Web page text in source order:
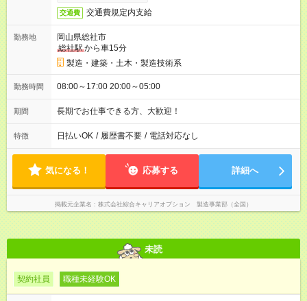
交通費 交通費規定内支給
勤務地
岡山県総社市
総社駅から車15分
製造・建築・土木・製造技術系
勤務時間 08:00～17:00 20:00～05:00
期間 長期でお仕事できる方、大歓迎！
特徴 日払いOK / 履歴書不要 / 電話対応なし
気になる！ 応募する 詳細へ
掲載元企業名 株式会社綜合キャリアオプション 製造事業部（全国）
未読
契約社員 職種未経験OK